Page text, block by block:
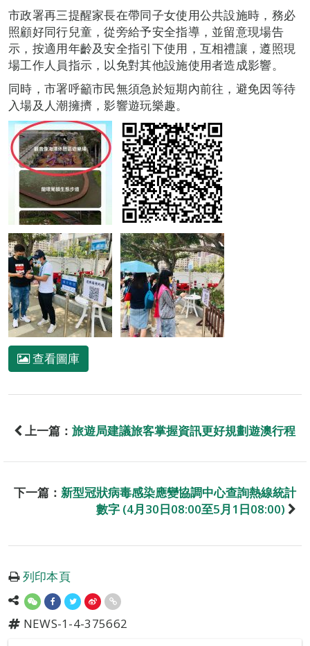
市政署再三提醒家長在帶同子女使用公共設施時，務必
照顧好同行兒童，從旁給予安全指導，並留意現場告
示，按適用年齡及安全指引下使用，互相禮讓，遵照現
場工作人員指示，以免對其他設施使用者造成影響。
同時，市署呼籲市民無須急於短期內前往，避免因等待
入場及人潮擁擠，影響遊玩樂趣。
查看圖庫
上一篇： 旅遊局建議旅客掌握資訊更好規劃遊澳行程
下一篇： 新型冠狀病毒感染應變協調中心查詢熱線統計
數字 (4月30日08:00至5月1日08:00)
列印本頁
NEWS-1-4-375662